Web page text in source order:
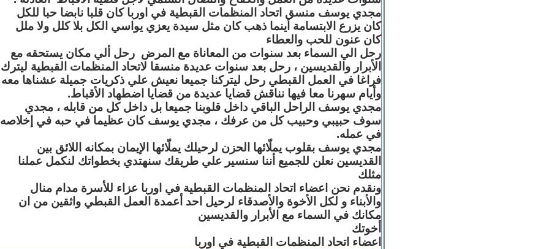
مجدي يوسف منسق اتحاد المنظمات القبطية في اوربا كان قلبا نابضا حبا للكل
كان يزرع الابتسامة أينما ذهب كان مثل سيدة يعزي يواسي الكل بلا كلل ولا ملل
كان عنون للحب والعطاء
رحل الي السماء بعد سنوات من المعاناة مع المرض رحل ألي مكان يستحقه مع
الأبرار والقديسين ، رحل بعد سنوات عديدة منسقا لاتحاد المنظمات القبطية ليترك
فراغا في العمل القبطي رحل ليتركنا جميعا نعيش علي ذكريات جميلة عشناها معه
وأيام سهرنا معا فيها نناقش قضايا عديدة من قضايا اضطهاد الأقباط.
مجدي يوسف الراحل الباقي داخل قلوبنا جميعا بل داخل كل من قابله ، مجدي
سوف حبيبي وحبيب كل من عرفك ، مجدي يوسف كان عظيما في حبه في إخلاصه
في عمله.
مجدي يوسف بقلوب يملّائها الحزن لرحيلك يملّائها الإيمان بمكانه اللائق بين
القديسين نعلن للجميع أننا سنسير علي طريقك سنهتدي بخطواتك لنكمل عملنا
مثلك
ونقدم نحن اعضاء اتحاد المنظمات القبطية في اوربا عزاء للأسرة مدام منال
والأبناء و لكل الأخوة والأصدقاء لرحيل احد أعمدة العمل القبطي واثقين من ان
مكانك في السماء مع الأبرار والقديسين
أخوتك
اعضاء اتحاد المنظمات القبطية في اوربا